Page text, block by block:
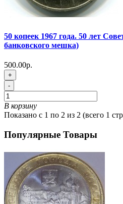
50 копеек 1967 года. 50 лет
банковского мешка)
500.00р.
+
-
В корзину
Показано с 1 по 2 из 2 (всего 1
Популярные Товары